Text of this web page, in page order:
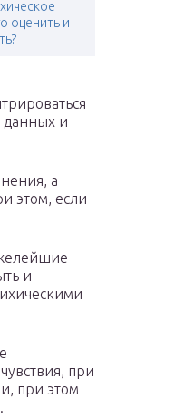
оценить и
данных и
а
этом, если
и
при
при этом